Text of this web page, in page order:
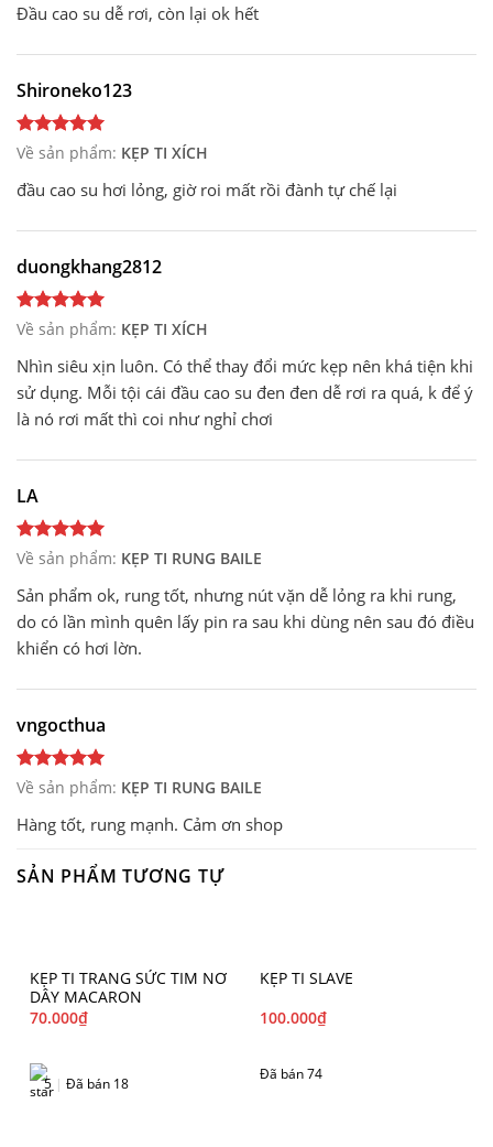
Đầu cao su dễ rơi, còn lại ok hết
Shironeko123
Về sản phẩm: KẸP TI XÍCH
đầu cao su hơi lỏng, giờ roi mất rồi đành tự chế lại
duongkhang2812
Về sản phẩm: KẸP TI XÍCH
Nhìn siêu xịn luôn. Có thể thay đổi mức kẹp nên khá tiện khi
sử dụng. Mỗi tội cái đầu cao su đen đen dễ rơi ra quá, k để ý
là nó rơi mất thì coi như nghỉ chơi
LA
Về sản phẩm: KẸP TI RUNG BAILE
Sản phẩm ok, rung tốt, nhưng nút vặn dễ lỏng ra khi rung,
do có lần mình quên lấy pin ra sau khi dùng nên sau đó điều
khiển có hơi lờn.
vngocthua
Về sản phẩm: KẸP TI RUNG BAILE
Hàng tốt, rung mạnh. Cảm ơn shop
SẢN PHẨM TƯƠNG TỰ
KẸP TI TRANG SỨC TIM NƠ
DÂY MACARON
70.000₫
5 | Đã bán 18
KẸP TI SLAVE
100.000₫
Đã bán 74